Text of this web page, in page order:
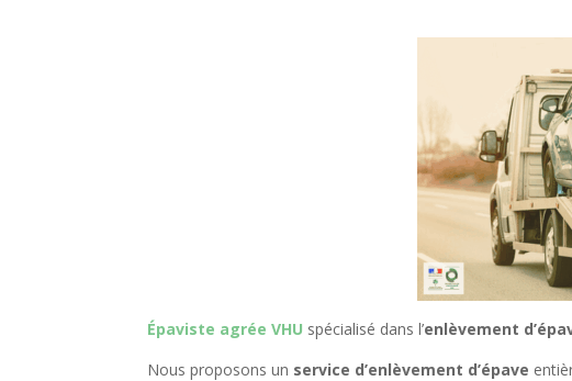
Épaviste agrée VHU spécialisé dans l’enlèvement
Nous proposons un service d’enlèvement d’épave